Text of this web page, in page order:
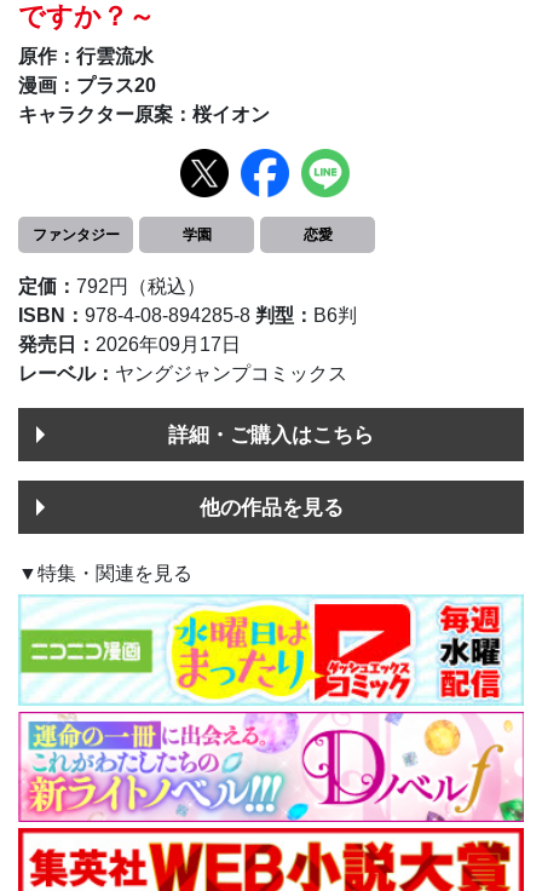
ですか？～
原作：行雲流水
漫画：プラス20
キャラクター原案：桜イオン
ファンタジー 学園 恋愛
定価： 792円（税込）
ISBN： 978-4-08-894285-8 判型： B6判
発売日： 2026年09月17日
レーベル： ヤングジャンプコミックス
詳細・ご購入はこちら
他の作品を見る
▼特集・関連を見る